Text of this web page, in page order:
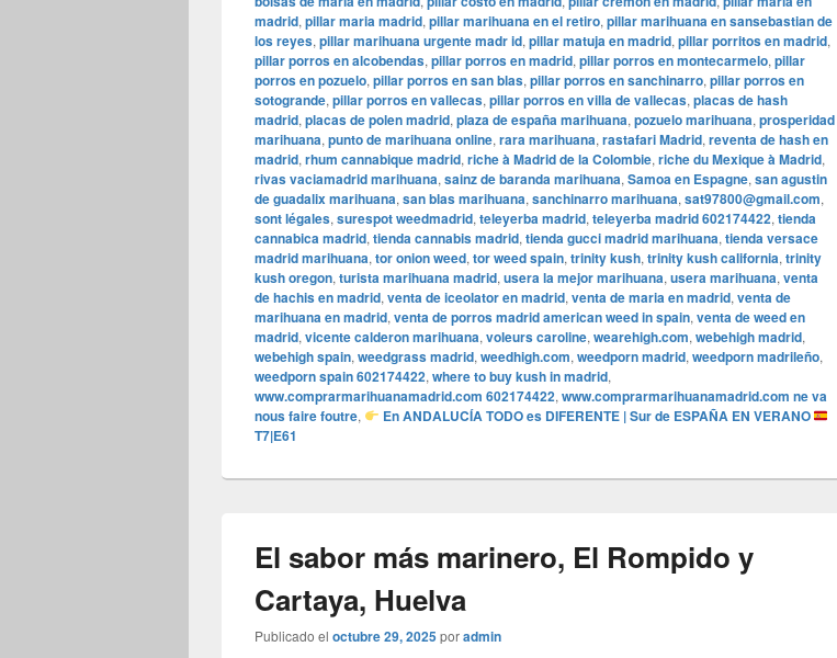
madrid, pillar maria madrid, pillar marihuana en el retiro, pillar marihuana en sansebastian de
los reyes, pillar marihuana urgente madr id, pillar matuja en madrid, pillar porritos en madrid,
pillar porros en alcobendas, pillar porros en madrid, pillar porros en montecarmelo, pillar
porros en pozuelo, pillar porros en san blas, pillar porros en sanchinarro, pillar porros en
sotogrande, pillar porros en vallecas, pillar porros en villa de vallecas, placas de hash
madrid, placas de polen madrid, plaza de españa marihuana, pozuelo marihuana, prosperidad
marihuana, punto de marihuana online, rara marihuana, rastafari Madrid, reventa de hash en
madrid, rhum cannabique madrid, riche à Madrid de la Colombie, riche du Mexique à Madrid,
rivas vaciamadrid marihuana, sainz de baranda marihuana, Samoa en Espagne, san agustin
de guadalix marihuana, san blas marihuana, sanchinarro marihuana, sat97800@gmail.com,
sont légales, surespot weedmadrid, teleyerba madrid, teleyerba madrid 602174422, tienda
cannabica madrid, tienda cannabis madrid, tienda gucci madrid marihuana, tienda versace
madrid marihuana, tor onion weed, tor weed spain, trinity kush, trinity kush california, trinity
kush oregon, turista marihuana madrid, usera la mejor marihuana, usera marihuana, venta
de hachis en madrid, venta de iceolator en madrid, venta de maria en madrid, venta de
marihuana en madrid, venta de porros madrid american weed in spain, venta de weed en
madrid, vicente calderon marihuana, voleurs caroline, wearehigh.com, webehigh madrid,
webehigh spain, weedgrass madrid, weedhigh.com, weedporn madrid, weedporn madrileño,
weedporn spain 602174422, where to buy kush in madrid,
www.comprarmarihuanamadrid.com 602174422, www.comprarmarihuanamadrid.com ne va
nous faire foutre,
En ANDALUCÍA TODO es DIFERENTE | Sur de ESPAÑA EN VERANO
T7|E61
El sabor más marinero, El Rompido y
Cartaya, Huelva
Publicado el octubre 29, 2025poradmin